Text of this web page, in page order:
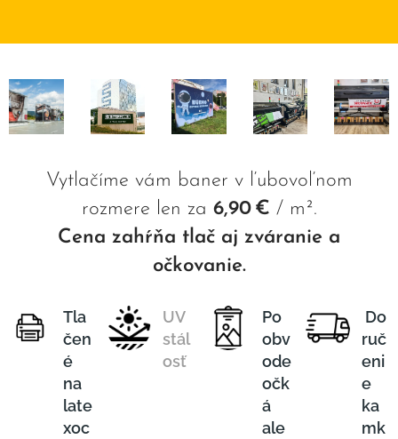
Vytlačíme vám baner v ľubovoľnom
rozmere len za 6,90€ / m².
Cena zahŕňa tlač aj zváranie a
očkovanie.
Tla
čen
é
na
late
xoc
UV
stál
osť
Po
obv
ode
očk
á
ale
Do
ruč
eni
e
ka
mk